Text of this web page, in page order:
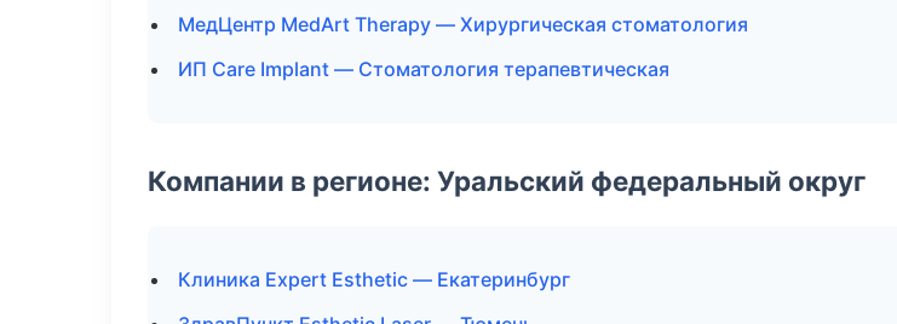
МедЦентр MedArt Therapy — Хирургическая стоматология
ИП Care Implant — Стоматология терапевтическая
Компании в регионе: Уральский федеральный округ
Клиника Expert Esthetic — Екатеринбург